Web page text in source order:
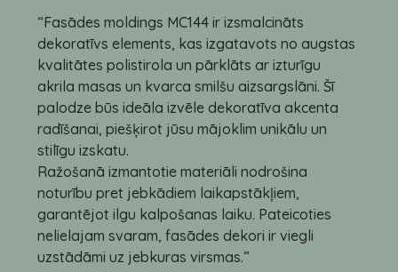
“Fasādes moldings MC144 ir izsmalcināts
dekoratīvs elements, kas izgatavots no augstas
kvalitātes polistirola un pārklāts ar izturīgu
akrila masas un kvarca smilšu aizsargslāni. Šī
palodze būs ideāla izvēle dekoratīva akcenta
radīšanai, piešķirot jūsu mājoklim unikālu un
stilīgu izskatu.
Ražošanā izmantotie materiāli nodrošina
noturību pret jebkādiem laikapstākļiem,
garantējot ilgu kalpošanas laiku. Pateicoties
nelielajam svaram, fasādes dekori ir viegli
uzstādāmi uz jebkuras virsmas.”